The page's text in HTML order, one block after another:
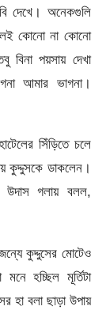
দেখে। অনেকগুলি
কোনো না কোনো
পয়সায় দেখা
আমার ভাগনা।
সিঁড়িতে চলে
কুদ্দুসকে ডাকলেন।
উদাস গলায় বলল,
কুদ্দুসের মোটেও
হচ্ছিল মূর্তিটা
হা বলা ছাড়া উপায়